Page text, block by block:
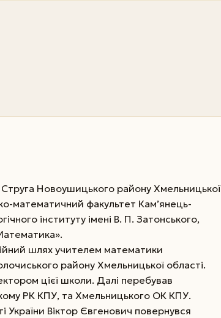
Новоушицького району Хмельницької
математичний факультет Кам’янець-
інституту імені В. П. Затонського,
шлях учителем математики
району Хмельницької області.
цієї школи. Далі перебував
РК КПУ, та Хмельницького ОК КПУ.
України Віктор Євгенович повернувся